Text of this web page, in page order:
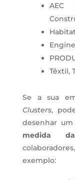
AEC
Têxtil,
Se a sua
Clusters,
desenhar um
medida
exemplo: